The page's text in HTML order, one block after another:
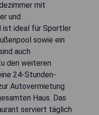
mit
und
ist ideal für Sportler
sowie ein
auch
den weiteren
24-Stunden-
Autovermietung
Haus. Das
serviert täglich